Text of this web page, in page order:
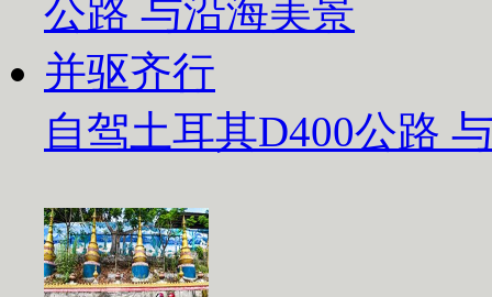
自驾土耳其D400公路